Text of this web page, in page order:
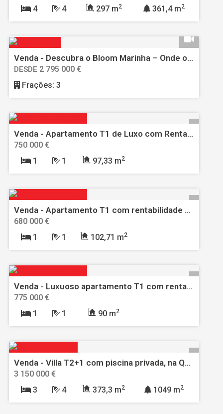
4
4 297 m2 361,4 m2
Venda - Descubra o Bloom Marinha – Onde o Sofisticado Encontra o Natural
DESDE 2 795 000 €
Frações: 3
Venda - Apartamento T1 de Luxo com Rentabilidade Garantida na Quinta da Marinha, Cascais
750 000 €
1
1 97,33 m2
Venda - Apartamento T1 com rentabilidade garantida na Quinta da Marinha, Cascais
680 000 €
1
1 102,71 m2
Venda - Luxuoso apartamento T1 com rentabilidade garantida em Alcântara, Lisboa
775 000 €
1
1 90 m2
Venda - Villa T2+1 com piscina privada, na Quinta da Marinha, Cascais
3 150 000 €
3
4 373,3 m2 1049 m2